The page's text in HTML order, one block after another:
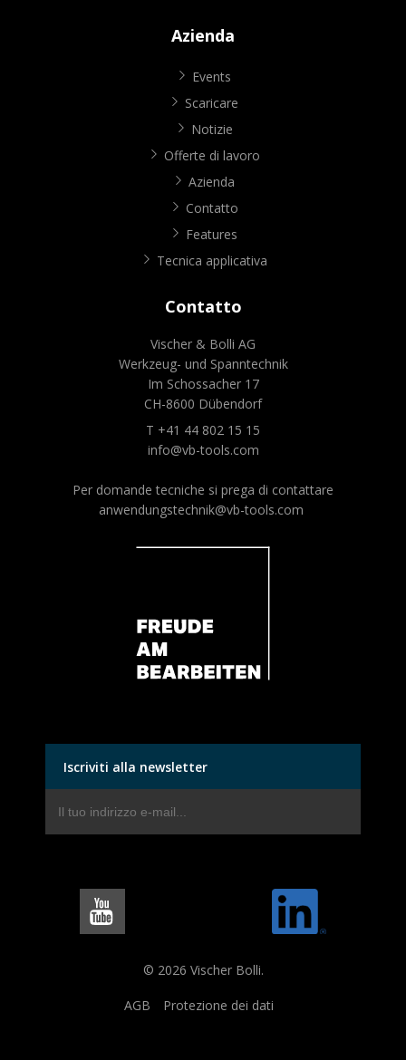
Azienda
Events
Scaricare
Notizie
Offerte di lavoro
Azienda
Contatto
Features
Tecnica applicativa
Contatto
Vischer & Bolli AG
Werkzeug- und Spanntechnik
Im Schossacher 17
CH-8600 Dübendorf
T +41 44 802 15 15
info@vb-tools.com
Per domande tecniche si prega di contattare
anwendungstechnik@vb-tools.com
Iscriviti alla newsletter
© 2026 Vischer Bolli.
AGB Protezione dei dati